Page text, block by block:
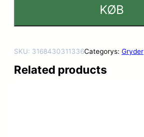
KØB
SKU: 3168430311336Categorys: Gryder
Related products